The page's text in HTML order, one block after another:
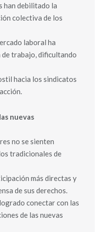
han debilitado la
colectiva de los
laboral ha
trabajo, dificultando
hacia los sindicatos
nuevas
no se sienten
tradicionales de
más directas y
de sus derechos.
conectar con las
de las nuevas